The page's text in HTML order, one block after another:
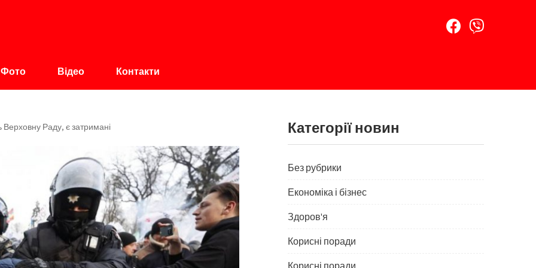
Фото Відео Контакти
Раду, є затримані Категорії новин
Без рубрики
Економіка і бізнес
Здоров'я
Корисні поради